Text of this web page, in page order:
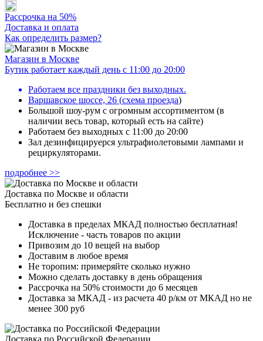
Рассрочка на 50%
Доставка и оплата
Как определить размер?
Магазин в Москве
Бутик работает каждый день с 11:00 до 20:00
Работаем все праздники без выходных.
Варшавское шоссе, 26 (схема проезда)
Большой шоу-рум с огромным ассортиментом (в
наличии весь товар, который есть на сайте)
Работаем без выходных с 11:00 до 20:00
Зал дезинфицируерся ультрафиолетовыми лампами и
рециркуляторами.
подробнее >>
Доставка по Москве и области
Бесплатно и без спешки
Доставка в пределах МКАД полностью бесплатная!
Исключение - часть товаров по акции
Привозим до 10 вещей на выбор
Доставим в любое время
Не торопим: примеряйте сколько нужно
Можно сделать доставку в день обращения
Рассрочка на 50% стоимости до 6 месяцев
Доставка за МКАД - из расчета 40 р/км от МКАД но не
менее 300 руб
Доставка по Российской Федерации